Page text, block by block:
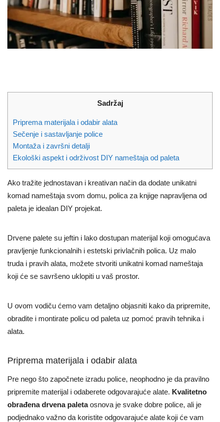
Sadržaj
Priprema materijala i odabir alata
Sečenje i sastavljanje police
Montaža i završni detalji
Ekološki aspekt i održivost DIY nameštaja od paleta
Ako tražite jednostavan i kreativan način da dodate unikatni
komad nameštaja svom domu, polica za knjige napravljena od
paleta je idealan DIY projekat.
Drvene palete su jeftin i lako dostupan materijal koji omogućava
pravljenje funkcionalnih i estetski privlačnih polica. Uz malo
truda i pravih alata, možete stvoriti unikatni komad nameštaja
koji će se savršeno uklopiti u vaš prostor.
U ovom vodiču ćemo vam detaljno objasniti kako da pripremite,
obradite i montirate policu od paleta uz pomoć pravih tehnika i
alata.
Priprema materijala i odabir alata
Pre nego što započnete izradu police, neophodno je da pravilno
pripremite materijal i odaberete odgovarajuće alate. Kvalitetno
obrađena drvena paletaosnova je svake dobre police, ali je
podjednako važno da koristite odgovarajuće alate koji će vam